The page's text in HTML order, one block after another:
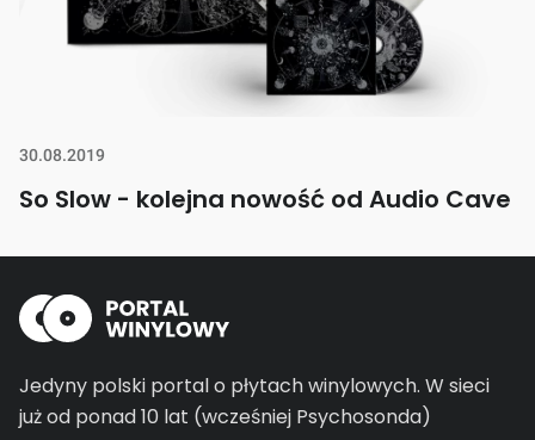
30.08.2019
So Slow - kolejna nowość od Audio Cave
Jedyny polski portal o płytach winylowych. W sieci
już od ponad 10 lat (wcześniej Psychosonda)